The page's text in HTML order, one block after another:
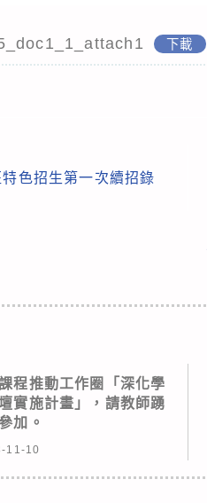
下載
色招生第一次續招錄
程推動工作圈「深化學
實施計畫」，請教師踴
加。
11-10